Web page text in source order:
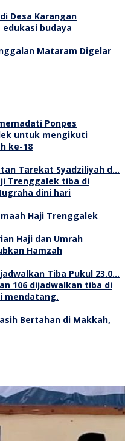
Mataram Digelar
Tarekat Syadziliyah d…
Haji Trenggalek
Tiba Pukul 23.0…
Bertahan di Makkah,